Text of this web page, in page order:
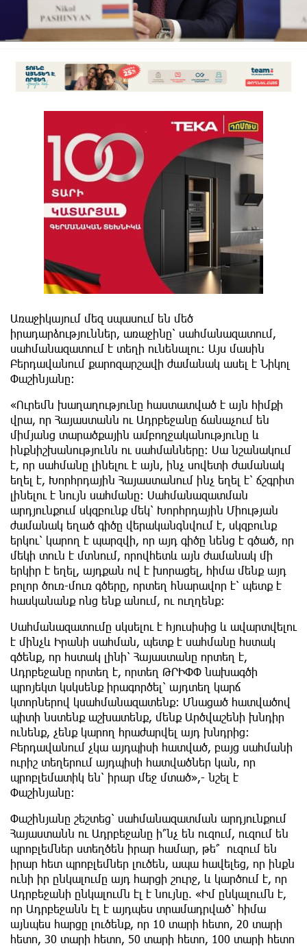
Առաջիկայում մեզ սպասում են մեծ
իրադարձություններ, առաջինը՝ սահմանազատում,
սահմանազատում է տեղի ունենալու: Այս մասին
Բերդավանում քարոզարշավի ժամանակ ասել է Նիկոլ
Փաշինյանը:
«Ուրեմն խաղաղությունը հաստատված է այն հիմքի
վրա, որ Հայաստանն ու Ադրբեջանը ճանաչում են
միմյանց տարածքային ամբողջականությունը և
ինքնիշխանությունն ու սահմանները։ Սա նշանակում
է, որ սահմանը լինելու է այն, ինչ սովետի ժամանակ
եղել է, Խորհրդային Հայաստանում ինչ եղել է՝ ճշգրիտ
լինելու է նույն սահմանը: Սահմանազատման
արդյունքում սկզբունք մեկ՝ Խորհրդային Միության
ժամանակ եղած գիծը վերականգնվում է, սկզբունք
երկու՝ կարող է պարզվի, որ այդ գիծը նենց է գծած, որ
մեկի տուն է մտնում, որովհետև այն ժամանակ մի
երկիր է եղել, այդքան ով է խորացել, հիմա մենք այդ
բոլոր ծուռ-մուռ գծերը, որտեղ հնարավոր է՝ պետք է
հասկանանք ոնց ենք անում, ու ուղղենք:
Սահմանազատումը սկսելու է հյուսիսից և ավարտվելու
է մինչև Իրանի սահման, պետք է սահմանը հստակ
գծենք, որ հստակ լինի՝ Հայաստանը որտեղ է,
Ադրբեջանը որտեղ է, որտեղ ԹՐԻՓՓ նախագծի
պրոյեկտ կսկսենք իրագործել՝ այդտեղ կարճ
կտորներով կսահմանազատենք: Մնացած հատվածով
պիտի նստենք աշխատենք, մենք Արծվաշենի խնդիր
ունենք, չենք կարող հրաժարվել այդ խնդրից:
Բերդավանում չկա այդպիսի հատված, բայց սահմանի
ուրիշ տեղերում այդպիսի հատվածներ կան, որ
պրոբլեմատիկ են՝ իրար մեջ մտած»,- նշել է
Փաշինյանը:
Փաշինյանը շեշտեց՝ սահմանազատման արդյունքում
Հայաստանն ու Ադրբեջանը ի՞նչ են ուզում, ուզում են
պրոբլեմներ ստեղծեն իրար համար, թե՞ ուզում են
իրար հետ պրոբլեմներ լուծեն, ապա հավելեց, որ ինքն
ունի իր ընկալումը այդ հարցի շուրջ, և կարծում է, որ
Ադրբեջանի ընկալումն էլ է նույնը. «Իմ ընկալումն է,
որ Ադրբեջանն էլ է այդպես տրամադրված՝ հիմա
այնպես հարցը լուծենք, որ 10 տարի հետո, 20 տարի
հետո, 30 տարի հետո, 50 տարի հետո, 100 տարի հետո